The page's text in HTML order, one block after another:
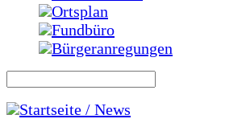
Ortsplan
Fundbüro
Bürgeranregungen
Startseite / News